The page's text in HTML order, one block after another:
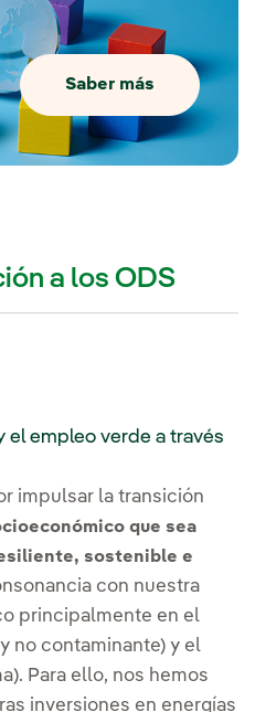
Saber más
a los ODS
el empleo verde a través
impulsar la transición
que sea
sostenible e
con nuestra
principalmente en el
no contaminante) y el
Para ello, nos hemos
inversiones en energías